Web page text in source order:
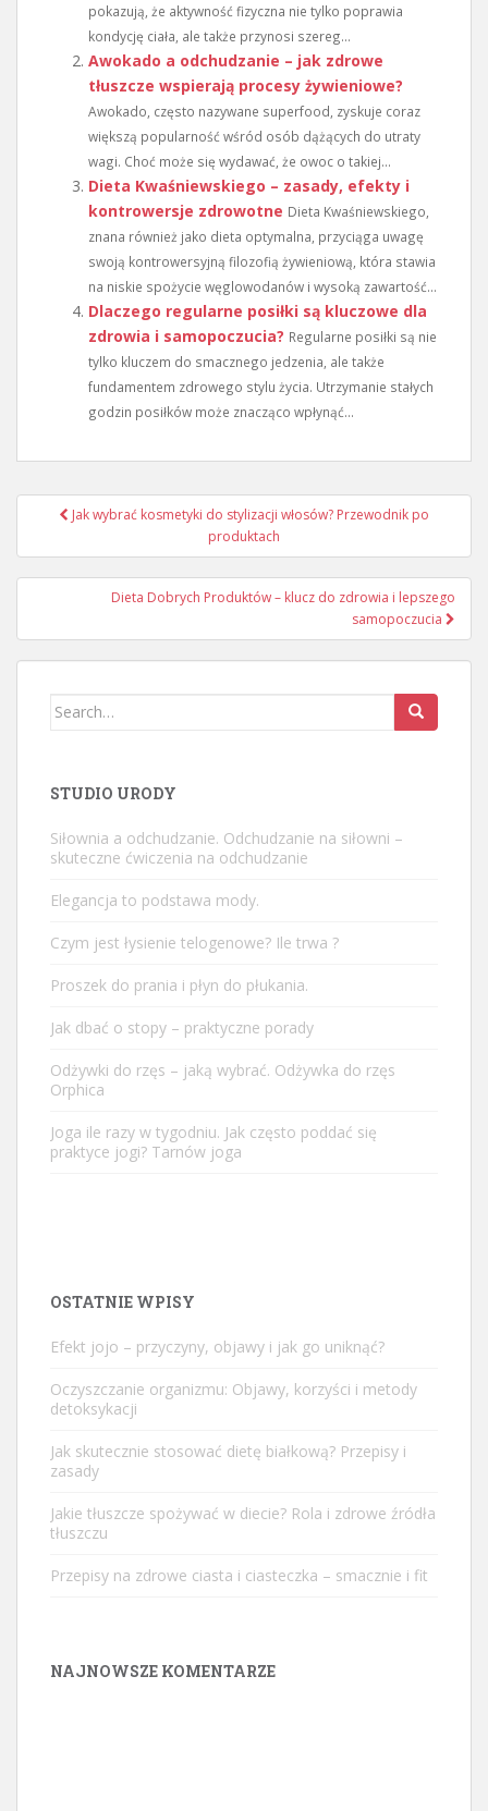
pokazują, że aktywność fizyczna nie tylko poprawia
kondycję ciała, ale także przynosi szereg...
Awokado a odchudzanie – jak zdrowe
tłuszcze wspierają procesy żywieniowe?
Awokado, często nazywane superfood, zyskuje coraz
większą popularność wśród osób dążących do utraty
wagi. Choć może się wydawać, że owoc o takiej...
Dieta Kwaśniewskiego – zasady, efekty i
kontrowersje zdrowotne Dieta Kwaśniewskiego,
znana również jako dieta optymalna, przyciąga uwagę
swoją kontrowersyjną filozofią żywieniową, która stawia
na niskie spożycie węglowodanów i wysoką zawartość...
Dlaczego regularne posiłki są kluczowe dla
zdrowia i samopoczucia? Regularne posiłki są nie
tylko kluczem do smacznego jedzenia, ale także
fundamentem zdrowego stylu życia. Utrzymanie stałych
godzin posiłków może znacząco wpłynąć...
Nawigacja
Jak wybrać kosmetyki do stylizacji włosów? Przewodnik po
produktach
Dieta Dobrych Produktów – klucz do zdrowia i lepszego
samopoczucia
Search
STUDIO URODY
Siłownia a odchudzanie. Odchudzanie na siłowni –
skuteczne ćwiczenia na odchudzanie
Elegancja to podstawa mody.
Czym jest łysienie telogenowe? Ile trwa ?
Proszek do prania i płyn do płukania.
Jak dbać o stopy – praktyczne porady
Odżywki do rzęs – jaką wybrać. Odżywka do rzęs
Orphica
Joga ile razy w tygodniu. Jak często poddać się
praktyce jogi? Tarnów joga
OSTATNIE WPISY
Efekt jojo – przyczyny, objawy i jak go uniknąć?
Oczyszczanie organizmu: Objawy, korzyści i metody
detoksykacji
Jak skutecznie stosować dietę białkową? Przepisy i
zasady
Jakie tłuszcze spożywać w diecie? Rola i zdrowe źródła
tłuszczu
Przepisy na zdrowe ciasta i ciasteczka – smacznie i fit
NAJNOWSZE KOMENTARZE